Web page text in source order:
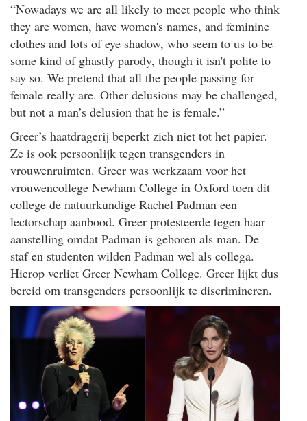
“Nowadays we are all likely to meet people who think
they are women, have women's names, and feminine
clothes and lots of eye shadow, who seem to us to be
some kind of ghastly parody, though it isn't polite to
say so. We pretend that all the people passing for
female really are. Other delusions may be challenged,
but not a man’s delusion that he is female.”
Greer’s haatdragerij beperkt zich niet tot het papier.
Ze is ook persoonlijk tegen transgenders in
vrouwenruimten. Greer was werkzaam voor het
vrouwencollege Newham College in Oxford toen dit
college de natuurkundige Rachel Padman een
lectorschap aanbood. Greer protesteerde tegen haar
aanstelling omdat Padman is geboren als man. De
staf en studenten wilden Padman wel als collega.
Hierop verliet Greer Newham College. Greer lijkt dus
bereid om transgenders persoonlijk te discrimineren.